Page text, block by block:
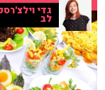
גדי
לב